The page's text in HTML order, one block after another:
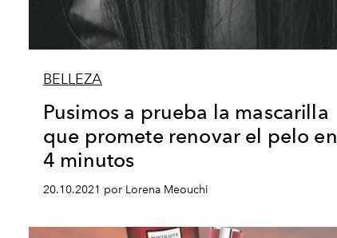
BELLEZA
Pusimos a prueba la mascarilla
que promete renovar el pelo en
4 minutos
20.10.2021 por Lorena Meouchi